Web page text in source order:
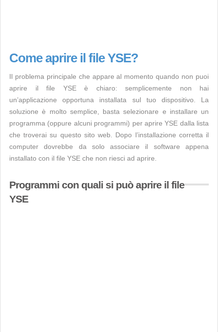
Come aprire il file YSE?
Il problema principale che appare al momento quando non puoi
aprire il file YSE è chiaro: semplicemente non hai
un’applicazione opportuna installata sul tuo dispositivo. La
soluzione è molto semplice, basta selezionare e installare un
programma (oppure alcuni programmi) per aprire YSE dalla lista
che troverai su questo sito web. Dopo l’installazione corretta il
computer dovrebbe da solo associare il software appena
installato con il file YSE che non riesci ad aprire.
Programmi con quali si può aprire il file
YSE